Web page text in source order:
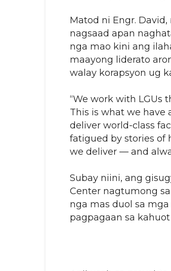
Matod ni Engr.
nagsaad apan
nga mao kini ang
maayong liderato
walay korapsyon ug
“We work with LGUs
This is what we
deliver world-class
fatigued by stories of
we deliver — and
Subay niini, ang
Center nagtumong
nga mas duol sa
pagpagaan sa